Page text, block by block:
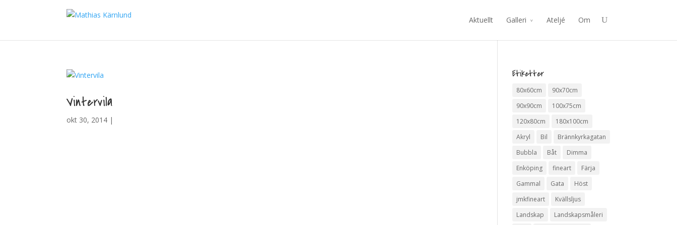
Aktuellt Galleri Ateljé Om
Vintervila
okt 30, 2014 |
Etiketter
80x60cm
90x70cm
90x90cm
100x75cm
120x80cm
180x100cm
Akryl
Bil
Brännkyrkagatan
Bubbla
Båt
Dimma
Enköping
fineart
Färja
Gammal
Gata
Höst
jmkfineart
Kvällsljus
Landskap
Landskapsmåleri